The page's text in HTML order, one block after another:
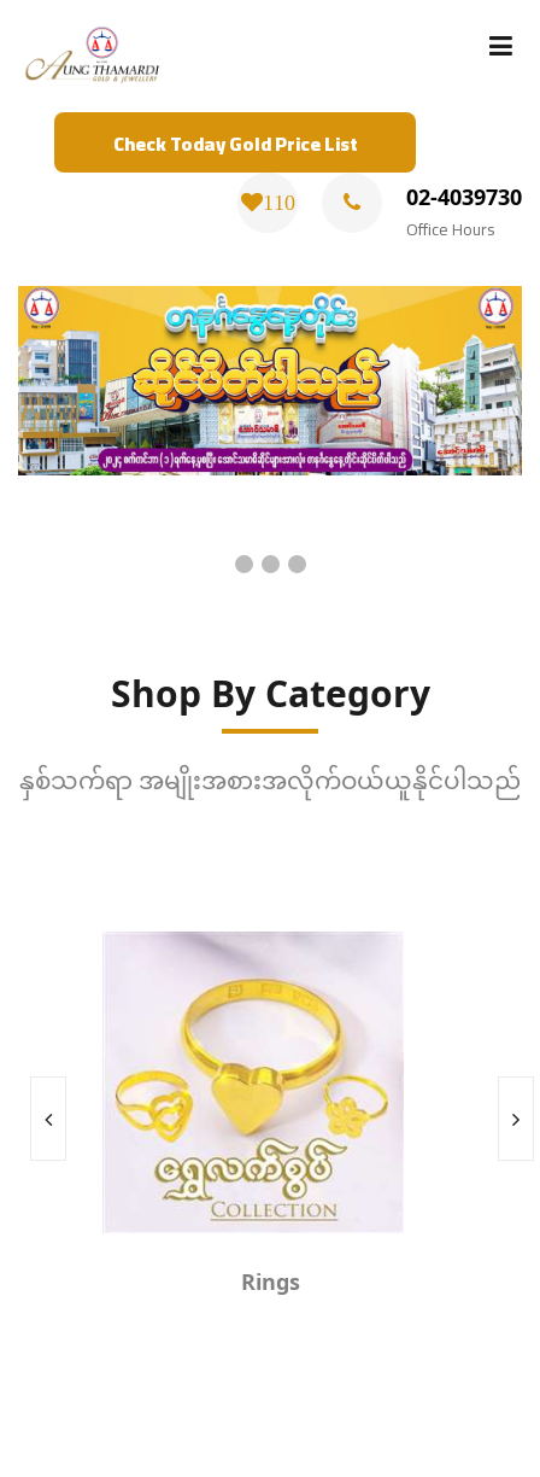
Check Today Gold Price List
110 02-4039730
Office Hours
Shop By Category
နှစ်သက်ရာ အမျိုးအစားအလိုက်ဝယ်ယူနိုင်ပါသည်
Rings